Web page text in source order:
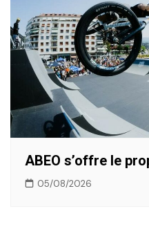
ABEO s’offre le
05/08/2026